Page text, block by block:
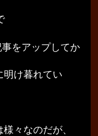
をアップしてか
明け暮れてい
々なのだが、